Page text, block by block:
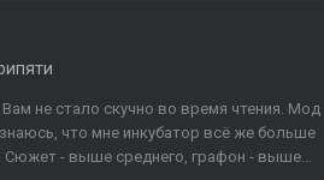
не стало скучно во время чтения. Мод
что мне инкубатор всё же больше
Сюжет - выше среднего, графон - выше...